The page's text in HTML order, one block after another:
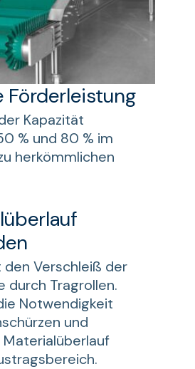
Förderleistung
Kapazität
% und 80 % im
herkömmlichen
den Verschleiß der
durch Tragrollen.
Notwendigkeit
und